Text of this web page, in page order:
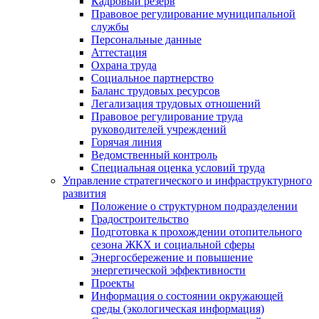
Правовое регулирование муниципальной
службы
Персональные данные
Аттестация
Охрана труда
Социальное партнерство
Баланс трудовых ресурсов
Легализация трудовых отношений
Правовое регулирование труда
руководителей учреждений
Горячая линия
Ведомственный контроль
Специальная оценка условий труда
Управление стратегического и инфраструктурного
развития
Положение о структурном подразделении
Градостроительство
Подготовка к прохождении отопительного
сезона ЖКХ и социальной сферы
Энергосбережение и повышение
энергетической эффективности
Проекты
Информация о состоянии окружающей
среды (экологическая информация)